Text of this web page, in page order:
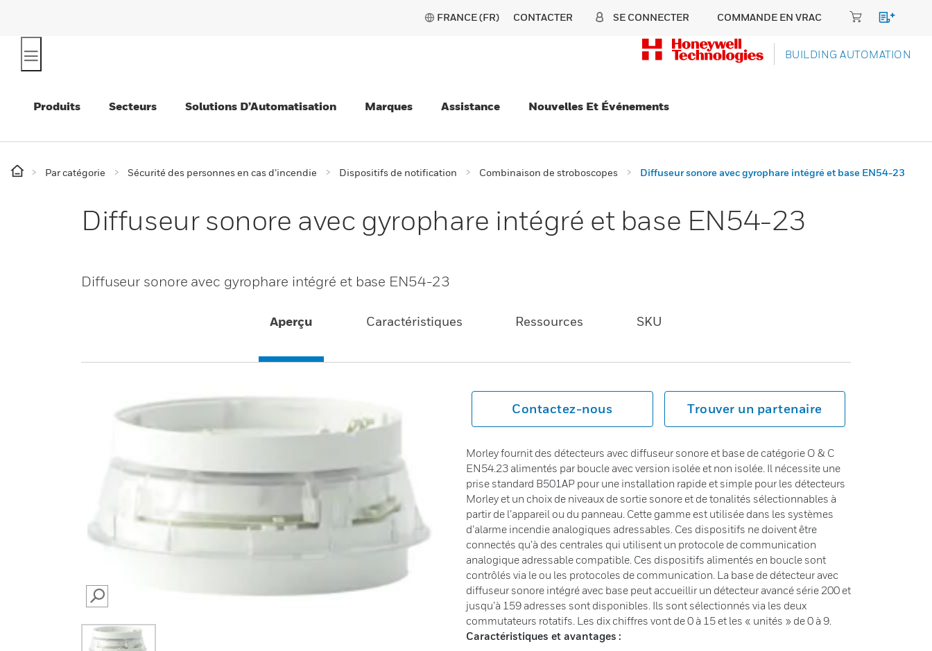
FRANCE (FR) CONTACTER SE CONNECTER COMMANDE EN VRAC
BUILDING AUTOMATION
Produits Secteurs Solutions D’Automatisation Marques Assistance Nouvelles Et Événements
Par catégorie Sécurité des personnes en cas d’incendie Dispositifs de notification Combinaison de stroboscopes Diffuseur sonore avec gyrophare intégré et base EN54-23
Diffuseur sonore avec gyrophare intégré et base EN54-23
Diffuseur sonore avec gyrophare intégré et base EN54-23
Aperçu Caractéristiques Ressources SKU
SEARCH
Contactez-nous Trouver un partenaire
Morley fournit des détecteurs avec diffuseur sonore et base de catégorie O & C
EN54.23 alimentés par boucle avec version isolée et non isolée. Il nécessite une
prise standard B501AP pour une installation rapide et simple pour les détecteurs
Morley et un choix de niveaux de sortie sonore et de tonalités sélectionnables à
partir de l’appareil ou du panneau. Cette gamme est utilisée dans les systèmes
d’alarme incendie analogiques adressables. Ces dispositifs ne doivent être
connectés qu’à des centrales qui utilisent un protocole de communication
analogique adressable compatible. Ces dispositifs alimentés en boucle sont
contrôlés via le ou les protocoles de communication. La base de détecteur avec
diffuseur sonore intégré avec base peut accueillir un détecteur avancé série 200 et
jusqu’à 159 adresses sont disponibles. Ils sont sélectionnés via les deux
commutateurs rotatifs. Les dix chiffres vont de 0 à 15 et les « unités » de 0 à 9.
Caractéristiques et avantages :